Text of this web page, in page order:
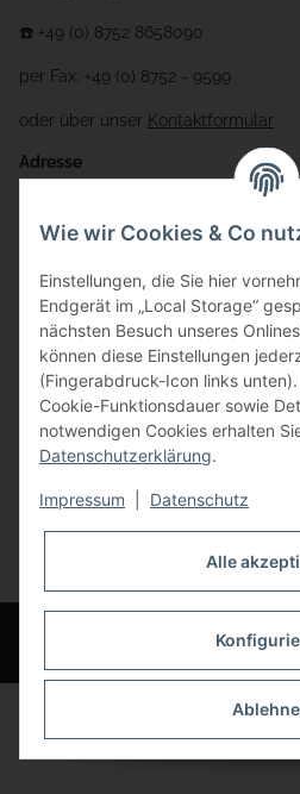
☎️ +49 (0) 8752 8658090
per Fax: +49 (0) 8752 - 9599
oder über unser Kontaktformular
Adresse
Gewerbering 17
84072 Au i.d. Hallertau
info@bauer-tore.de
Vertrag widerrufen
* Alle Preise inkl. gesetzlicher USt., zzgl.
© Bauer-Systemtechnik GmbH -
vorbehalten
Wie wir Cookies & Co
Einstellungen, die Sie hier
Endgerät im „Local Storage“
nächsten Besuch unseres
können diese Einstellungen
(Fingerabdruck-Icon links
Cookie-Funktionsdauer sowie
notwendigen Cookies erhalten
Datenschutzerklärung.
Impressum Datenschutz
Alle